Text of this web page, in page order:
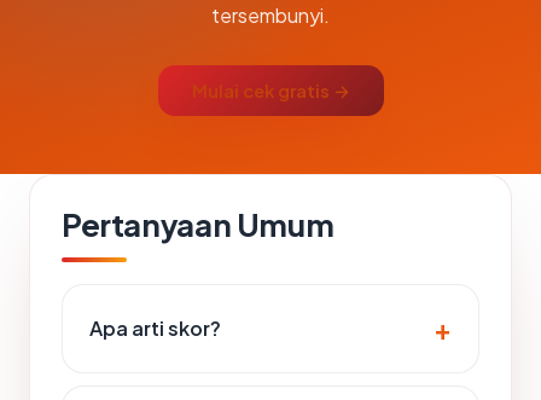
tersembunyi.
Mulai cek gratis →
Pertanyaan Umum
Apa arti skor?